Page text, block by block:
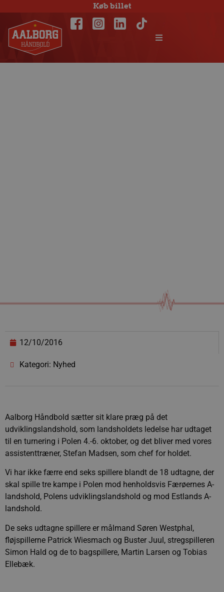
Køb billet
12/10/2016
Kategori: Nyhed
Aalborg Håndbold sætter sit klare præg på det
udviklingslandshold, som landsholdets ledelse har udtaget
til en turnering i Polen 4.-6. oktober, og det bliver med vores
assistenttræner, Stefan Madsen, som chef for holdet.
Vi har ikke færre end seks spillere blandt de 18 udtagne, der
skal spille tre kampe i Polen mod henholdsvis Færøernes A-
landshold, Polens udviklingslandshold og mod Estlands A-
landshold.
De seks udtagne spillere er målmand Søren Westphal,
fløjspillerne Patrick Wiesmach og Buster Juul, stregspilleren
Simon Hald og de to bagspillere, Martin Larsen og Tobias
Ellebæk.